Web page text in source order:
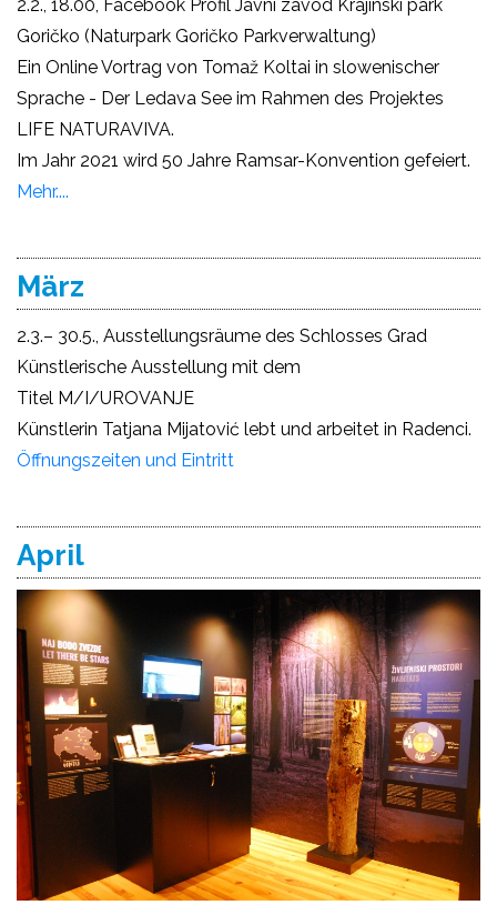
2.2., 18.00, Facebook Profil Javni zavod Krajinski park
Goričko (Naturpark Goričko Parkverwaltung)
Ein Online Vortrag von Tomaž Koltai in slowenischer
Sprache - Der Ledava See im Rahmen des Projektes
LIFE NATURAVIVA.
Im Jahr 2021 wird 50 Jahre Ramsar-Konvention gefeiert.
Mehr....
März
2.3.– 30.5., Ausstellungsräume des Schlosses Grad
Künstlerische Ausstellung mit dem
Titel M/I/UROVANJE
Künstlerin Tatjana Mijatović lebt und arbeitet in Radenci.
Öffnungszeiten und Eintritt
April